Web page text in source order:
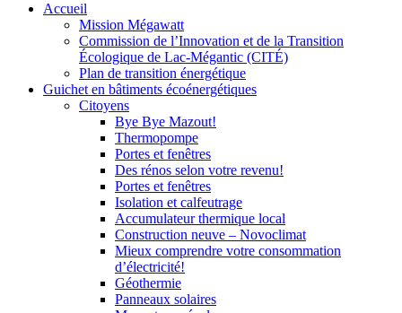
Accueil
Mission Mégawatt
Commission de l’Innovation et de la Transition
Écologique de Lac-Mégantic (CITÉ)
Plan de transition énergétique
Guichet en bâtiments écoénergétiques
Citoyens
Bye Bye Mazout!
Thermopompe
Portes et fenêtres
Des rénos selon votre revenu!
Portes et fenêtres
Isolation et calfeutrage
Accumulateur thermique local
Construction neuve – Novoclimat
Mieux comprendre votre consommation
d’électricité!
Géothermie
Panneaux solaires